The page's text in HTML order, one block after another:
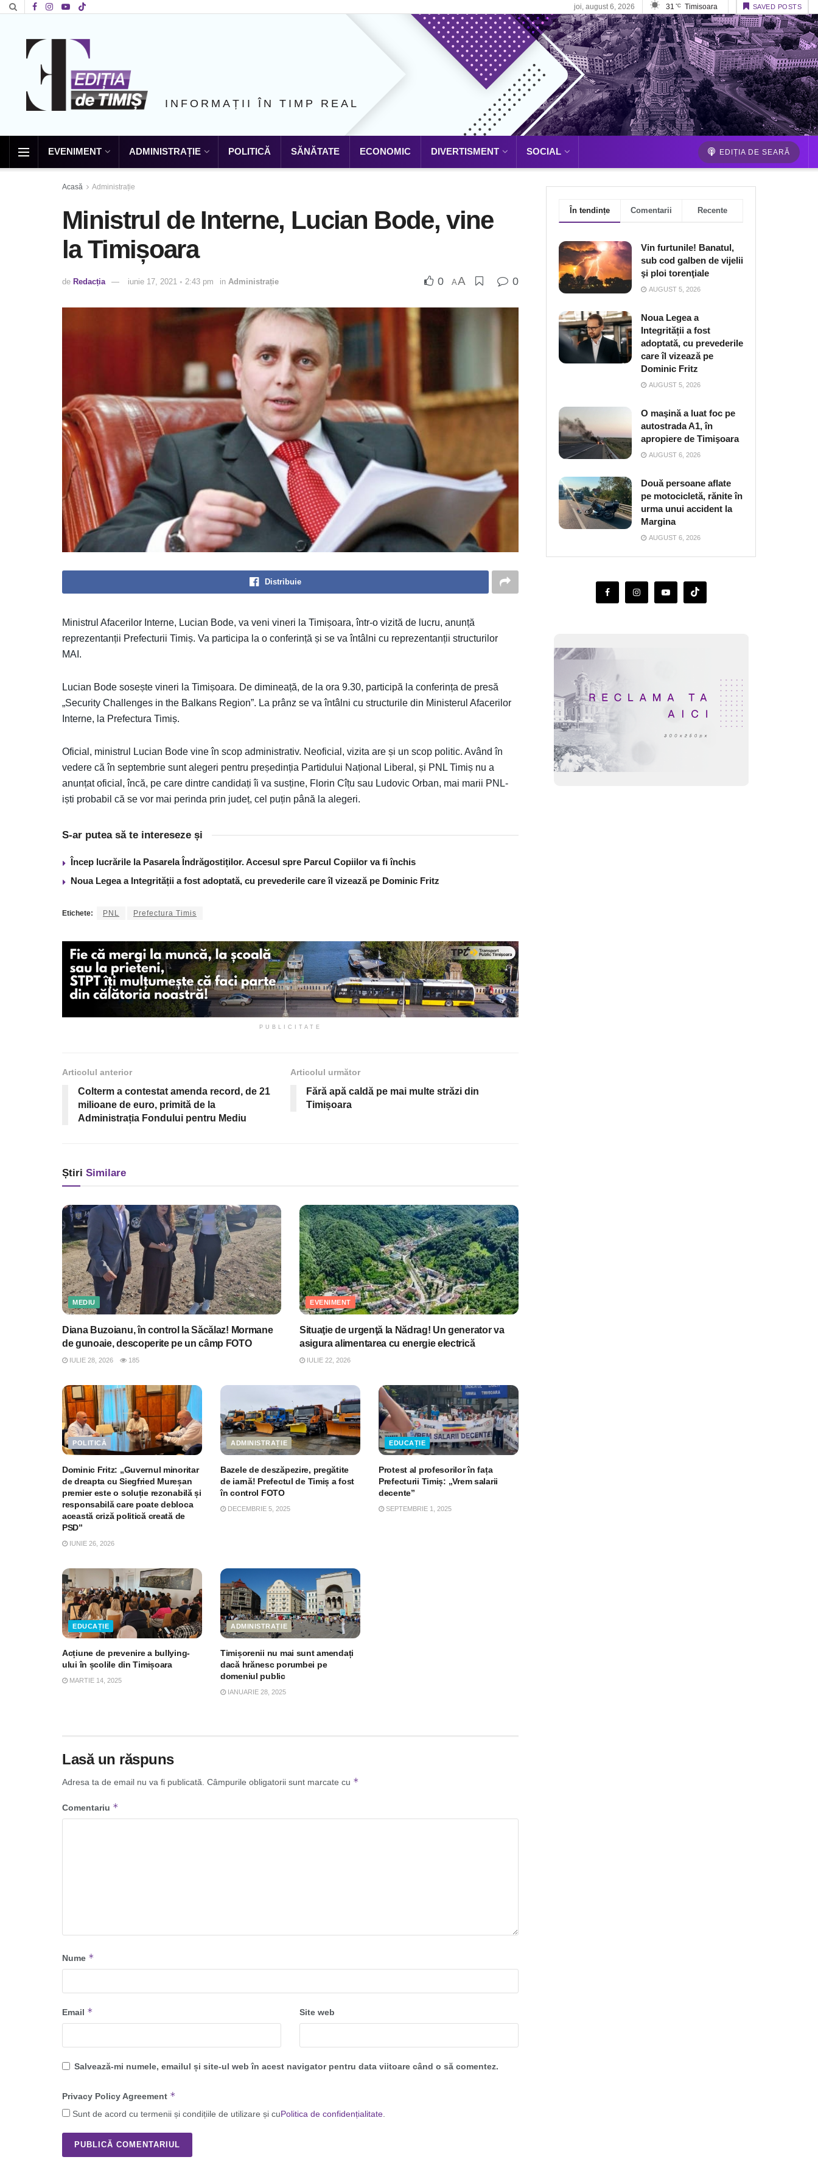
joi, august 6, 2026 31 °C Timisoara SAVED POSTS
INFORMAȚII ÎN TIMP REAL
EVENIMENT ADMINISTRAȚIE POLITICĂ SĂNĂTATE ECONOMIC DIVERTISMENT SOCIAL EDIȚIA DE SEARĂ
Acasă Administrație
Ministrul de Interne, Lucian Bode, vine
la Timișoara
de Redacția iunie 17, 2021 ◦ 2:43 pm in Administrație 0 AA 0
Distribuie
Ministrul Afacerilor Interne, Lucian Bode, va veni vineri la Timișoara, într-o vizită de lucru, anunță
reprezentanții Prefecturii Timiș. Va participa la o conferință și se va întâlni cu reprezentanții structurilor
MAI.
Lucian Bode sosește vineri la Timișoara. De dimineață, de la ora 9.30, participă la conferința de presă
„Security Challenges in the Balkans Region”. La prânz se va întâlni cu structurile din Ministerul Afacerilor
Interne, la Prefectura Timiș.
Oficial, ministrul Lucian Bode vine în scop administrativ. Neoficial, vizita are și un scop politic. Având în
vedere că în septembrie sunt alegeri pentru președinția Partidului Național Liberal, și PNL Timiș nu a
anunțat oficial, încă, pe care dintre candidați îi va susține, Florin Cîțu sau Ludovic Orban, mai marii PNL-
iști probabil că se vor mai perinda prin județ, cel puțin până la alegeri.
S-ar putea să te intereseze și
Încep lucrările la Pasarela Îndrăgostiților. Accesul spre Parcul Copiilor va fi închis
Noua Legea a Integrității a fost adoptată, cu prevederile care îl vizează pe Dominic Fritz
Etichete: PNL Prefectura Timis
PUBLICITATE
Articolul anterior
Colterm a contestat amenda record, de 21
milioane de euro, primită de la
Administrația Fondului pentru Mediu
Articolul următor
Fără apă caldă pe mai multe străzi din
Timișoara
Știri Similare
MEDIU
Diana Buzoianu, în control la Săcălaz! Mormane
de gunoaie, descoperite pe un câmp FOTO
IULIE 28, 2026 185
EVENIMENT
Situaţie de urgenţă la Nădrag! Un generator va
asigura alimentarea cu energie electrică
IULIE 22, 2026
POLITICĂ
Dominic Fritz: „Guvernul minoritar
de dreapta cu Siegfried Mureșan
premier este o soluție rezonabilă și
responsabilă care poate debloca
această criză politică creată de
PSD”
IUNIE 26, 2026
ADMINISTRAȚIE
Bazele de deszăpezire, pregătite
de iarnă! Prefectul de Timiș a fost
în control FOTO
DECEMBRIE 5, 2025
EDUCAȚIE
Protest al profesorilor în fața
Prefecturii Timiș: „Vrem salarii
decente”
SEPTEMBRIE 1, 2025
EDUCAȚIE
Acțiune de prevenire a bullying-
ului în școlile din Timișoara
MARTIE 14, 2025
ADMINISTRAȚIE
Timișorenii nu mai sunt amendați
dacă hrănesc porumbei pe
domeniul public
IANUARIE 28, 2025
Lasă un răspuns
Adresa ta de email nu va fi publicată. Câmpurile obligatorii sunt marcate cu *
Comentariu *
Nume *
Email * Site web
Salvează-mi numele, emailul și site-ul web în acest navigator pentru data viitoare când o să comentez.
Privacy Policy Agreement *
Sunt de acord cu termenii și condițiile de utilizare și cuPolitica de confidențialitate
În tendințe Comentarii Recente
Vin furtunile! Banatul,
sub cod galben de vijelii
şi ploi torenţiale
AUGUST 5, 2026
Noua Legea a
Integrității a fost
adoptată, cu prevederile
care îl vizează pe
Dominic Fritz
AUGUST 5, 2026
O maşină a luat foc pe
autostrada A1, în
apropiere de Timişoara
AUGUST 6, 2026
Două persoane aflate
pe motocicletă, rănite în
urma unui accident la
Margina
AUGUST 6, 2026